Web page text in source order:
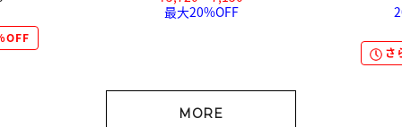
最大20%OFF
さ
MORE